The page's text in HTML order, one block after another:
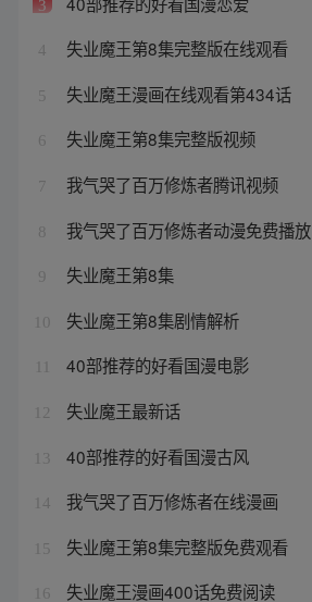
3
4 失业魔王第8集完整版在线观看
5 失业魔王漫画在线观看第434话
6 失业魔王第8集完整版视频
7 我气哭了百万修炼者腾讯视频
8 我气哭了百万修炼者动漫免费播放
9 失业魔王第8集
10 失业魔王第8集剧情解析
40部推荐的好看国漫电影
12 失业魔王最新话
13 40部推荐的好看国漫古风
14 我气哭了百万修炼者在线漫画
15 失业魔王第8集完整版免费观看
16 失业魔王漫画400话免费阅读